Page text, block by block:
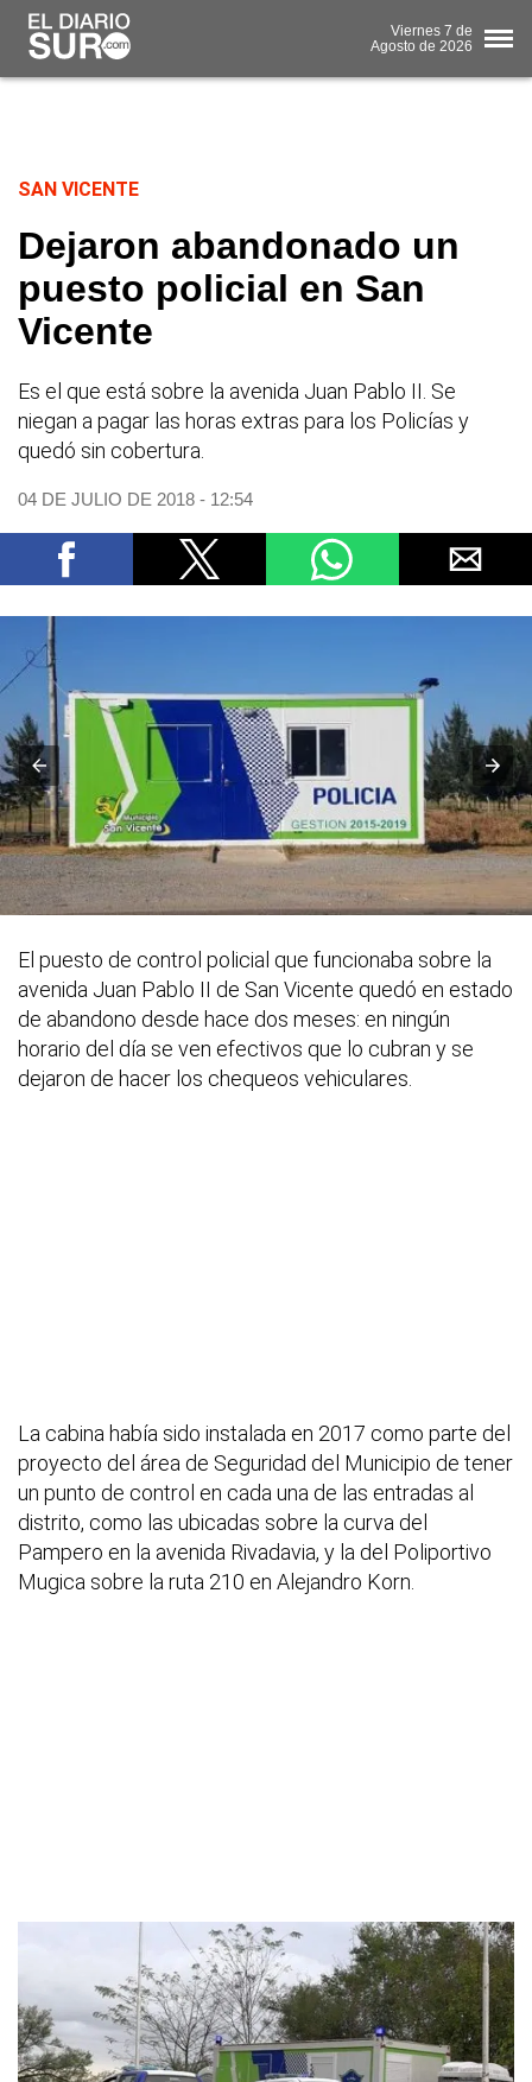
Viernes 7 de
Agosto de 2026
SAN VICENTE
Dejaron abandonado un
puesto policial en San
Vicente
Es el que está sobre la avenida Juan Pablo II. Se
niegan a pagar las horas extras para los Policías y
quedó sin cobertura.
04 DE JULIO DE 2018 - 12:54
El puesto de control policial que funcionaba sobre la
avenida Juan Pablo II de San Vicente quedó en estado
de abandono desde hace dos meses: en ningún
horario del día se ven efectivos que lo cubran y se
dejaron de hacer los chequeos vehiculares.
La cabina había sido instalada en 2017 como parte del
proyecto del área de Seguridad del Municipio de tener
un punto de control en cada una de las entradas al
distrito, como las ubicadas sobre la curva del
Pampero en la avenida Rivadavia, y la del Poliportivo
Mugica sobre la ruta 210 en Alejandro Korn.